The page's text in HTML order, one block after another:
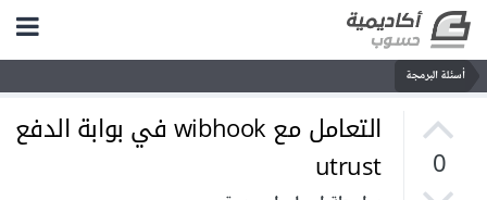
أسئلة البرمجة
0
التعامل مع wibhook في بوابة الدفع
utrust